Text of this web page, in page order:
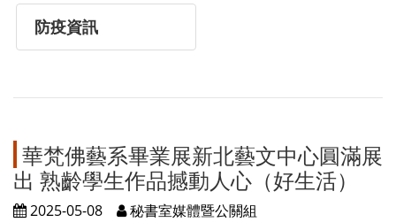
防疫資訊
華梵佛藝系畢業展新北藝文中心圓滿展
出 熟齡學生作品撼動人心（好生活）
2025-05-08
秘書室媒體暨公關組